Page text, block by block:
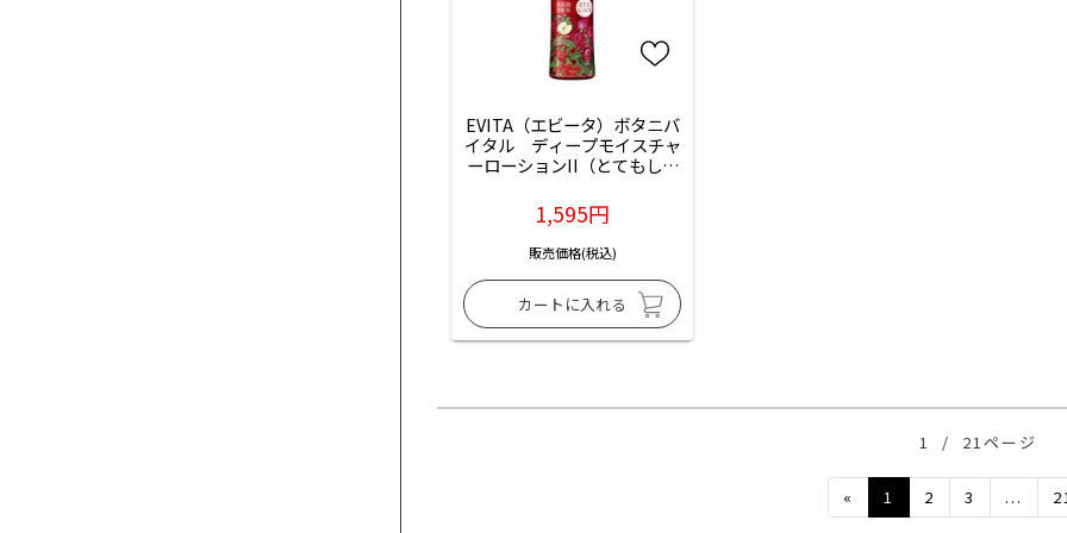
EVITA（エビータ）ボタニバ
イタル　ディープモイスチャ
ーローションII（とてもしっ
り）：180mL入
1,595円
販売価格(税込)
1 / 21ページ
« Previous
1 2 3 ...